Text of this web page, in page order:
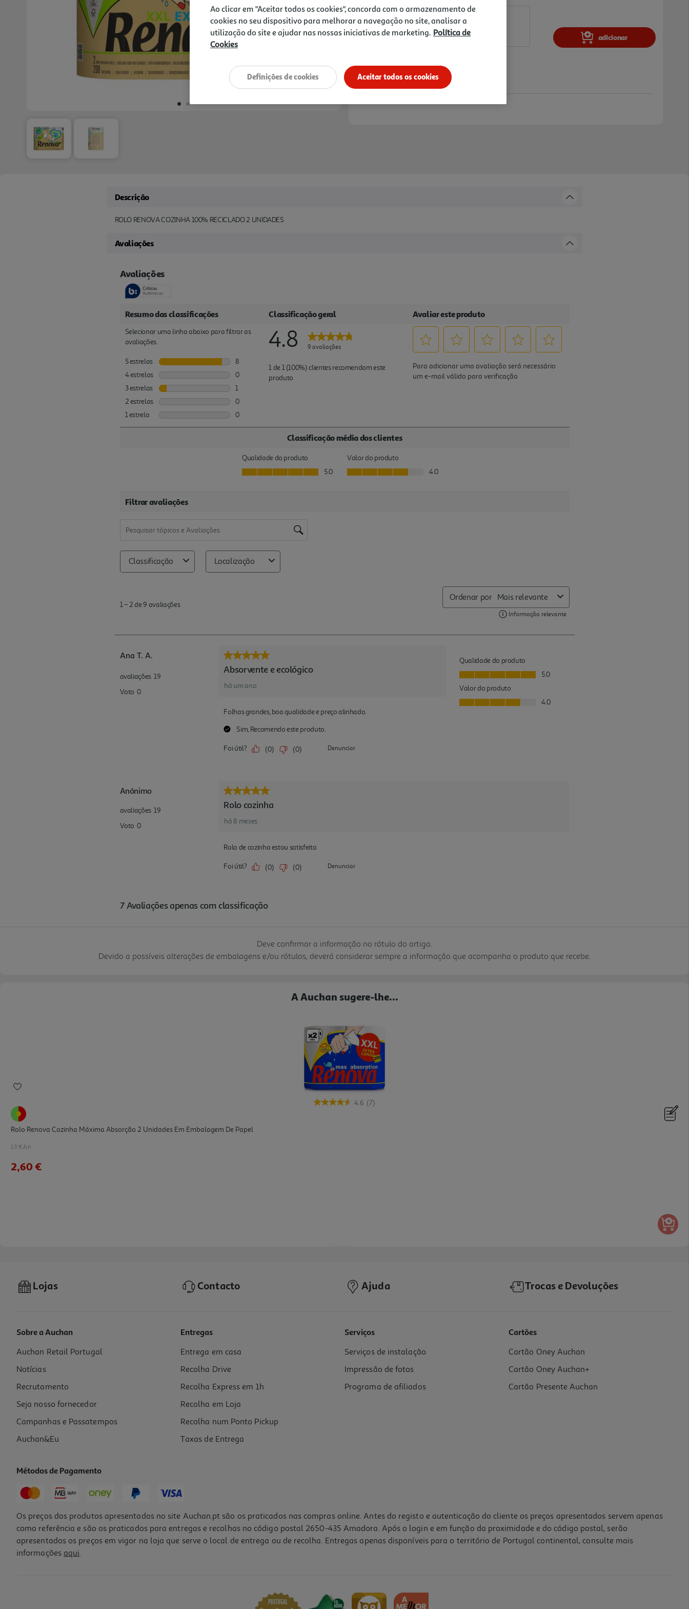
adicionar
Descrição
ROLO RENOVA COZINHA 100% RECICLADO 2 UNIDADES
Avaliações
Deve confirmar a informação no rótulo do artigo.
Devido a possíveis alterações de embalagens e/ou rótulos, deverá considerar sempre a informação que acompanha o produto que recebe.
A Auchan sugere-lhe...
4.6 (7)
Rolo Renova Cozinha Máxima Absorção 2 Unidades Em Embalagem De Papel
1.3 €/un
2,60 €
Rolo Renova Cozinha Green Giga Roll 1=10un
3.25 €/un
3,25 €
Lojas Contacto Ajuda Trocas e Devoluções
Sobre a Auchan
Auchan Retail Portugal
Notícias
Recrutamento
Seja nosso fornecedor
Campanhas e Passatempos
Auchan&Eu
Entregas
Entrega em casa
Recolha Drive
Recolha Express em 1h
Recolha em Loja
Recolha num Ponto Pickup
Taxas de Entrega
Serviços
Serviços de instalação
Impressão de fotos
Programa de afiliados
Cartões
Cartão Oney Auchan
Cartão Oney Auchan+
Cartão Presente Auchan
Métodos de Pagamento
Os preços dos produtos apresentados no site Auchan.pt são os praticados nas compras online. Antes do registo e autenticação do cliente os preços apresentados servem apenas
como referência e são os praticados para entregas e recolhas no código postal 2650-435 Amadora. Após o login e em função da proximidade e do código postal, serão
apresentados os preços em vigor na loja que serve o local de entrega ou de recolha. Entregas apenas disponíveis para o território de Portugal continental, consulte mais
informações aqui.
Ao clicar em "Aceitar todos os cookies", concorda com o armazenamento de
cookies no seu dispositivo para melhorar a navegação no site, analisar a
utilização do site e ajudar nas nossas iniciativas de marketing. Política de
Cookies
Aceitar todos os cookies
Definições de cookies